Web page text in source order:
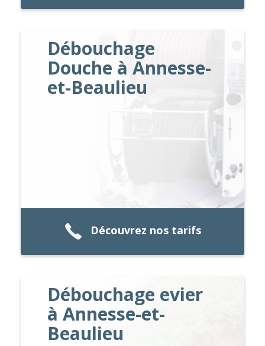
Débouchage
Douche à Annesse-
et-Beaulieu
Découvrez nos tarifs
Débouchage evier
à Annesse-et-
Beaulieu